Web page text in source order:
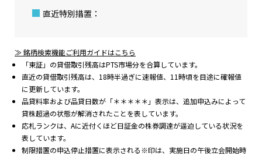
直近特別措置：
≫ 銘柄検索機能ご利用ガイドはこちら
「東証」の貸借取引残高はPTS市場分を合算しています。
直近の貸借取引残高は、18時半過ぎに速報値、11時頃を目途に確報値
に更新しています。
品貸料率および品貸日数が「＊＊＊＊＊」表示は、追加申込みによって
貸株超過の状態が解消されたことを表しています。
応札ランクは、Aに近付くほど日証金の株券調達が逼迫している状況を
表しています。
制限措置の申込停止措置に表示される※印は、実施日の午後立会開始時